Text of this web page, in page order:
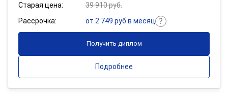
Старая цена:
39 910 руб.
Рассрочка:
от 2 749 руб в месяц
Получить диплом
Подробнее